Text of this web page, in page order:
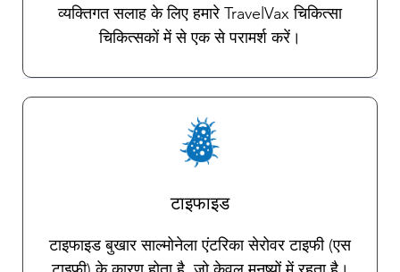
व्यक्तिगत सलाह के लिए हमारे TravelVax चिकित्सा
चिकित्सकों में से एक से परामर्श करें।
टाइफाइड
टाइफाइड बुखार साल्मोनेला एंटरिका सेरोवर टाइफी (एस